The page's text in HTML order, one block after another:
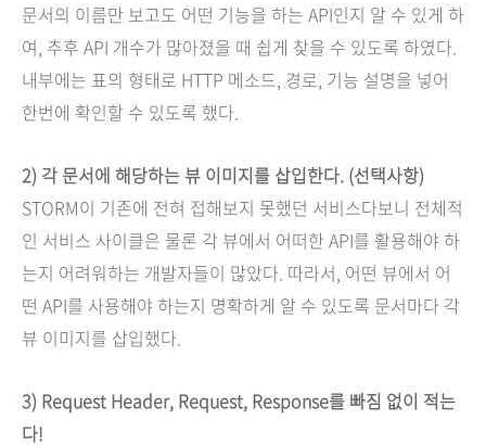
문서의 이름만 보고도 어떤 기능을 하는 API인지 알 수 있게 하
여, 추후 API 개수가 많아졌을 때 쉽게 찾을 수 있도록 하였다.
내부에는 표의 형태로 HTTP 메소드, 경로, 기능 설명을 넣어
한번에 확인할 수 있도록 했다.
2) 각 문서에 해당하는 뷰 이미지를 삽입한다. (선택사항)
STORM이 기존에 전혀 접해보지 못했던 서비스다보니 전체적
인 서비스 사이클은 물론 각 뷰에서 어떠한 API를 활용해야 하
는지 어려워하는 개발자들이 많았다. 따라서, 어떤 뷰에서 어
떤 API를 사용해야 하는지 명확하게 알 수 있도록 문서마다 각
뷰 이미지를 삽입했다.
3) Request Header, Request, Response를 빠짐 없이 적는
다!